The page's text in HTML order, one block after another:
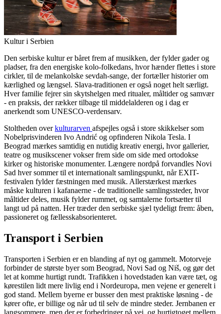
Kultur i Serbien
Den serbiske kultur er båret frem af musikken, der fylder gader og
pladser, fra den energiske kolo-folkedans, hvor hænder flettes i store
cirkler, til de melankolske sevdah-sange, der fortæller historier om
kærlighed og længsel. Slava-traditionen er også noget helt særligt.
Hver familie fejrer sin skytshelgen med ritualer, måltider og samvær
- en praksis, der rækker tilbage til middelalderen og i dag er
anerkendt som UNESCO-verdensarv.
Stoltheden overkulturarven afspejles også i store skikkelser som
Nobelprisvinderen Ivo Andrić og opfinderen Nikola Tesla. I
Beograd mærkes samtidig en nutidig kreativ energi, hvor gallerier,
teatre og musikscener vokser frem side om side med ortodokse
kirker og historiske monumenter. Længere nordpå forvandles Novi
Sad hver sommer til et internationalt samlingspunkt, når EXIT-
festivalen fylder fæstningen med musik. Allerstærkest mærkes
måske kulturen i kafanaerne - de traditionelle samlingssteder, hvor
måltider deles, musik fylder rummet, og samtalerne fortsætter til
langt ud på natten. Her træder den serbiske sjæl tydeligt frem: åben,
passioneret og fællesskabsorienteret.
Transport i Serbien
Transporten i Serbien er en blanding af nyt og gammelt. Motorveje
forbinder de største byer som Beograd, Novi Sad og Niš, og gør det
let at komme hurtigt rundt. Trafikken i hovedstaden kan være tæt, og
kørestilen lidt mere livlig end i Nordeuropa, men vejene er generelt i
god stand. Mellem byerne er busser den mest praktiske løsning - de
kører ofte, er billige og når ud til selv de mindre steder. Jernbanen er
langsommere, men der er forbedringer på vej, og hurtigtoget mellem